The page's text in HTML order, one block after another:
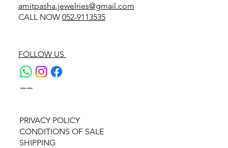
LEGAL AREA
PRIVACY POLICY
CONDITIONS OF SALE
SHIPPING
amitpasha.jewelries@gmail.com
CALL NOW 052-9113535
FOLLOW US